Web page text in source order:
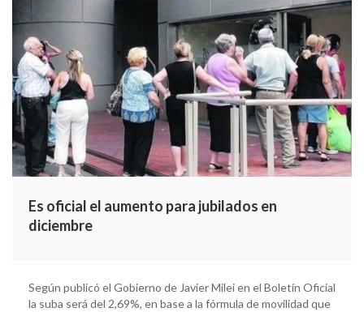
Es oficial el aumento para jubilados en
diciembre
Según publicó el Gobierno de Javier Milei en el Boletín Oficial
la suba será del 2,69%, en base a la fórmula de movilidad que